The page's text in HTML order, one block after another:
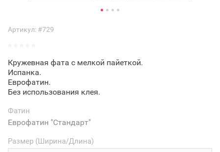
Артикул: #729
Кружевная фата с мелкой пайеткой.
Испанка.
Еврофатин.
Без использования клея.
Фатин
Еврофатин "Стандарт"
Размер (Ширина/Длина)